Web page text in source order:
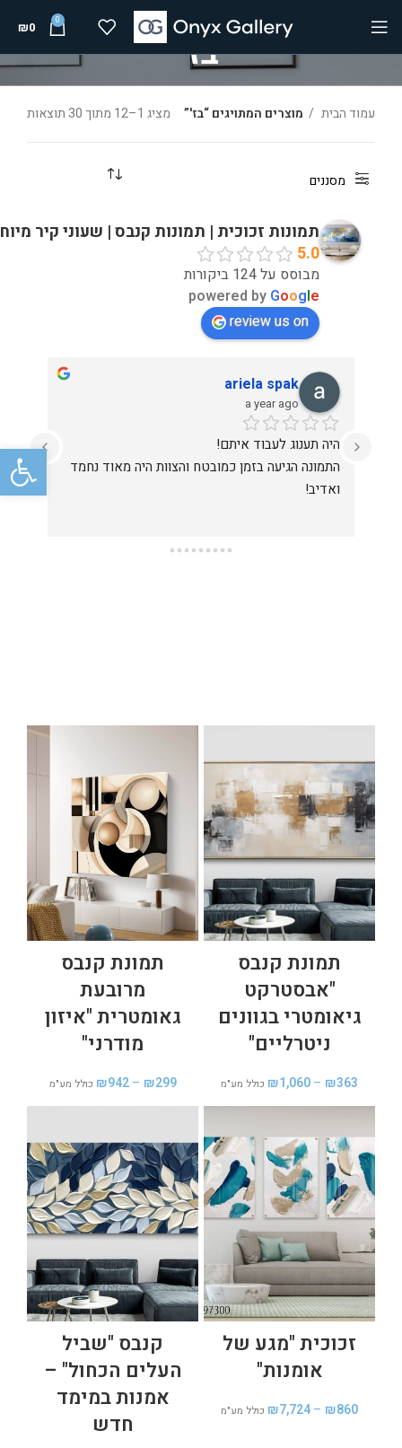
פתח
0
₪0
בז'
עמוד הבית מוצרים המתויגים “בז'” מציג 1–12 מתוך 30 תוצאות
מסננים
תמונות זכוכית | תמונות קנבס | שעוני קיר
5.0
מבוסס על 124 ביקורות
powered by Google
review us on
ariela spak
a year ago
היה תענוג לעבוד איתם!
התמונה הגיעה בזמן כמובטח והצוות היה מאוד נחמד
ביצענו הזמנה
מקצוענים ביותר
תמונת קנבס
"אבסטרקט
גיאומטרי בגוונים
ניטרליים"
₪363
–
₪1,060 כולל מע"מ
תמונת קנבס
מרובעת
גאומטרית "איזון
מודרני"
₪299
–
₪942 כולל מע"מ
זכוכית "מגע של
אומנות"
₪860
–
₪7,724 כולל מע"מ
קנבס "שביל
העלים הכחול" –
אמנות במימד
חדש